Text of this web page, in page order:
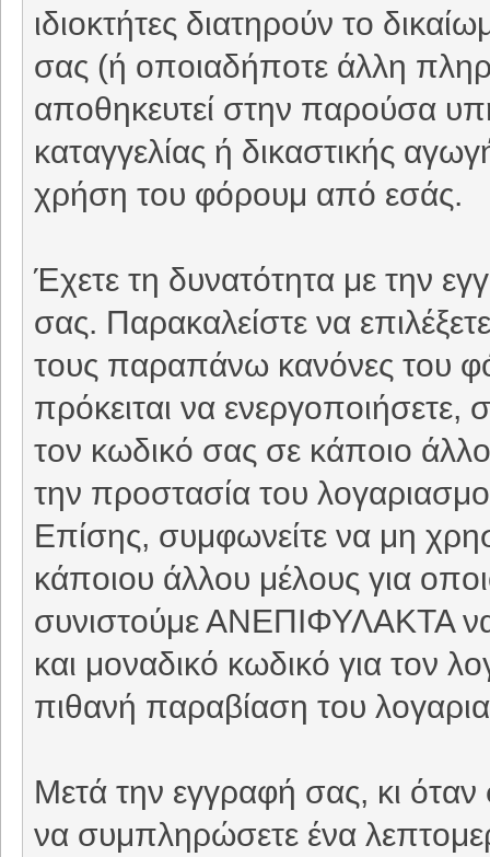
ιδιοκτήτες διατηρούν το
σας (ή οποιαδήποτε άλλη
αποθηκευτεί στην παρούσα
καταγγελίας ή δικαστικής
χρήση του φόρουμ από εσάς.
Έχετε τη δυνατότητα με την
σας. Παρακαλείστε να
τους παραπάνω κανόνες του
πρόκειται να
τον κωδικό σας σε κάποιο
την προστασία του
Επίσης, συμφωνείτε να μη
κάποιου άλλου μέλους για
συνιστούμε ΑΝΕΠΙΦΥΛΑΚΤΑ
και μοναδικό κωδικό για τον
πιθανή παραβίαση του
Μετά την εγγραφή σας, κι
να συμπληρώσετε ένα